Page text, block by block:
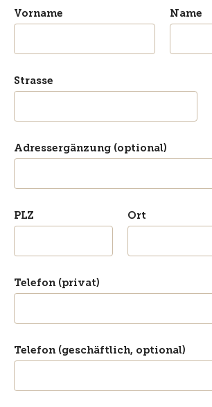
Vorname Name
Strasse
Adressergänzung (optional)
PLZ Ort
Telefon (privat)
Telefon (geschäftlich, optional)